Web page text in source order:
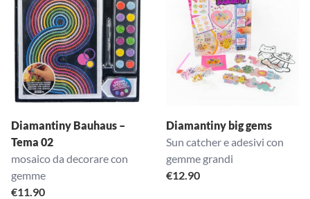
Diamantiny Bauhaus –
Tema 02
mosaico da decorare con
gemme
€11.90
Diamantiny big gems
Sun catcher e adesivi con
gemme grandi
€12.90